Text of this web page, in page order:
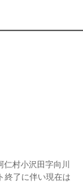
村小沢田字向川
終了に伴い現在は